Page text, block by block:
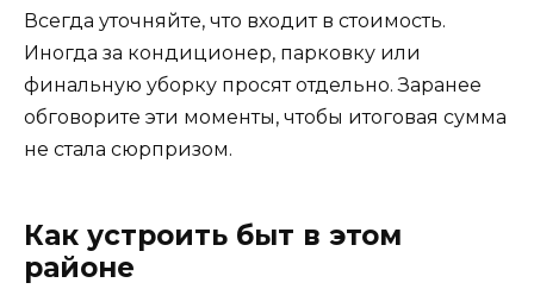
Всегда уточняйте, что входит в стоимость.
Иногда за кондиционер, парковку или
финальную уборку просят отдельно. Заранее
обговорите эти моменты, чтобы итоговая сумма
не стала сюрпризом.
Как устроить быт в этом
районе